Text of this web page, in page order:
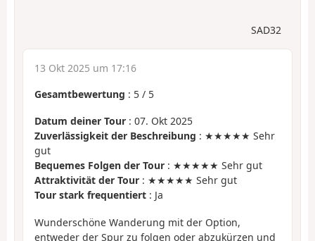
SAD32
13 Okt 2025 um 17:16
Gesamtbewertung : 5 / 5
Datum deiner Tour : 07. Okt 2025
Zuverlässigkeit der Beschreibung : ★★★★★ Sehr
gut
Bequemes Folgen der Tour : ★★★★★ Sehr gut
Attraktivität der Tour : ★★★★★ Sehr gut
Tour stark frequentiert : Ja
Wunderschöne Wanderung mit der Option,
entweder der Spur zu folgen oder abzukürzen und